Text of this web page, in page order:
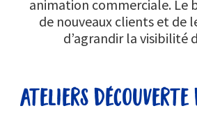
animation commerciale. Le
de nouveaux clients et de
d’agrandir la visibilité
ateliers découverte